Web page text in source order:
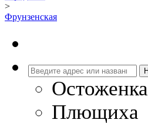
>
Фрунзенская
Остоженка
Плющиха